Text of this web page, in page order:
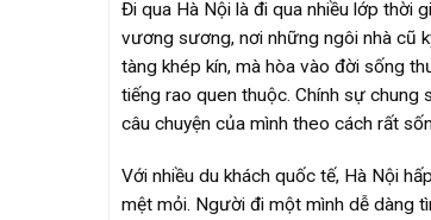
Đi qua Hà Nội là đi qua nhiều lớp thời
vương sương, nơi những ngôi nhà cũ
tàng khép kín, mà hòa vào đời sống
tiếng rao quen thuộc. Chính sự chung
câu chuyện của mình theo cách rất
Với nhiều du khách quốc tế, Hà Nội
mệt mỏi. Người đi một mình dễ dàng